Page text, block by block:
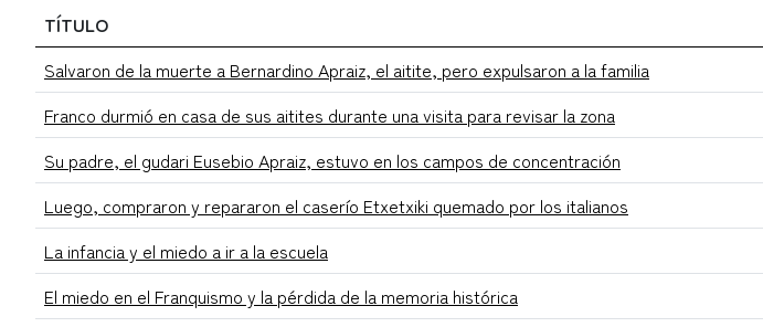
TÍTULO
Salvaron de la muerte a Bernardino Apraiz, el aitite, pero expulsaron a la familia
Franco durmió en casa de sus aitites durante una visita para revisar la zona
Su padre, el gudari Eusebio Apraiz, estuvo en los campos de concentración
Luego, compraron y repararon el caserío Etxetxiki quemado por los italianos
La infancia y el miedo a ir a la escuela
El miedo en el Franquismo y la pérdida de la memoria histórica